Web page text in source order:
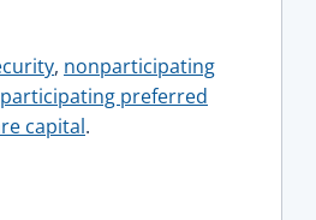
, nonparticipating
participating preferred
capital.